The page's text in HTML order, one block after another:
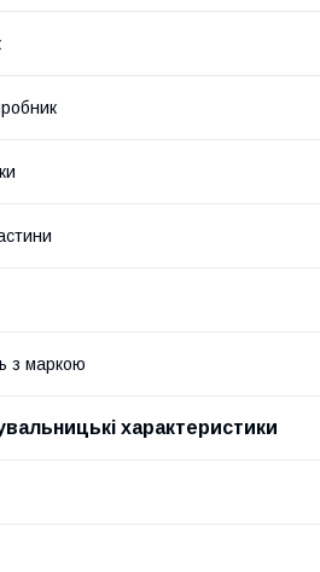
з маркою
характеристики